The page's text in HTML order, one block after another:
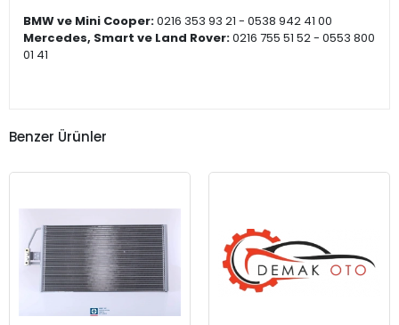
BMW ve Mini Cooper:0216 353 93 21 - 0538 942 41 00
Mercedes, Smart ve Land Rover:0216 755 51 52 - 0553 800
01 41
Benzer Ürünler